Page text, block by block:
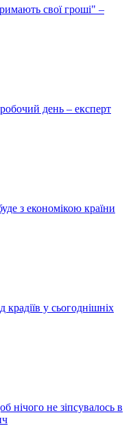
свої гроші" –
день – експерт
з економікою країни
у сьогоднішніх
нічого не зіпсувалось в